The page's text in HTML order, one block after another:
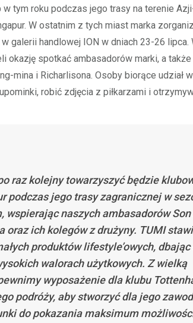
tym roku podczas jego trasy na terenie
W ostatnim z tych miast marka
galerii handlowej ION w dniach 23-26 lipca.
okazję spotkać ambasadorów marki, a
mina i Richarlisona. Osoby biorące udział
robić zdjęcia z piłkarzami i
raz kolejny towarzyszyć będzie
podczas jego trasy zagranicznej w
wspierając naszych ambasadorów
oraz ich kolegów z drużyny. TUMI
produktów lifestyle’owych,
walorach użytkowych. Z wielką
wyposażenie dla klubu
podróży, aby stworzyć dla jego
do pokazania maksimum